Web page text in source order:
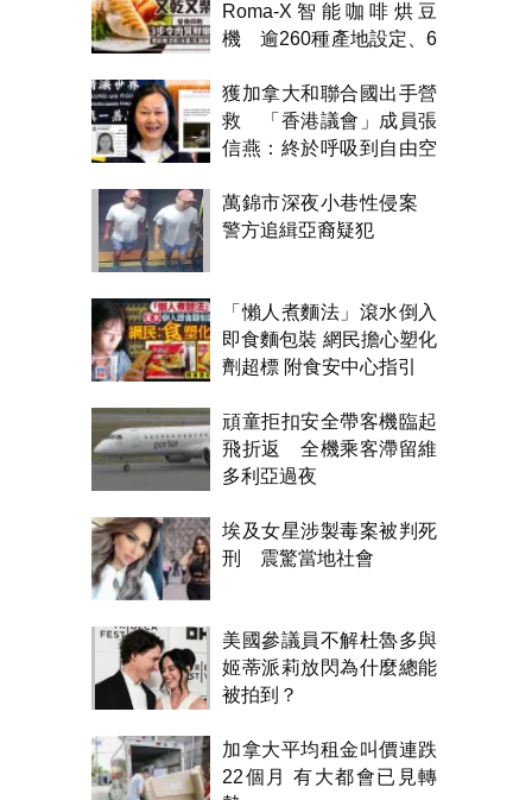
Roma-X智能咖啡烘豆
機 逾260種產地設定、6
獲加拿大和聯合國出手營
救 「香港議會」成員張
信燕：終於呼吸到自由空
萬錦市深夜小巷性侵案
警方追緝亞裔疑犯
「懶人煮麵法」滾水倒入
即食麵包裝 網民擔心塑化
劑超標 附食安中心指引
頑童拒扣安全帶客機臨起
飛折返 全機乘客滯留維
多利亞過夜
埃及女星涉製毒案被判死
刑 震驚當地社會
美國參議員不解杜魯多與
姬蒂派莉放閃為什麼總能
被拍到？
加拿大平均租金叫價連跌
22個月 有大都會已見轉